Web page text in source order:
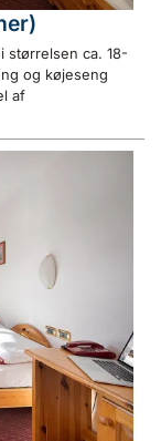
størrelsen ca. 18-
og køjeseng
af